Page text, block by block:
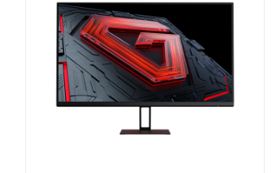
Товар под заказ